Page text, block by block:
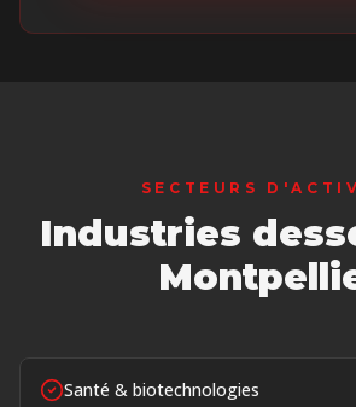
SECTEURS
Industries
Santé & biotechnologies